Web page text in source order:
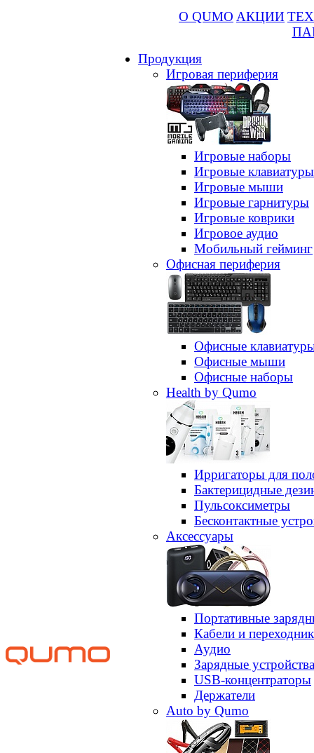
О QUMO АКЦИИ
Продукция
Игровая периферия
Игровые наборы
Игровые клавиатуры
Игровые мыши
Игровые гарнитуры
Игровые коврики
Игровое аудио
Мобильный гейминг
Офисная периферия
Офисные
Офисные мыши
Офисные наборы
Health by Qumo
Ирригаторы для
Бактерицидные
Пульсоксиметры
Бесконтактные
Аксессуары
Портативные
Кабели и
Аудио
Зарядные устройства
USB-концентраторы
Держатели
Auto by Qumo